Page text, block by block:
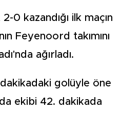
0 kazandığı ilk maçın
Feyenoord takımını
ağırladı.
golüyle öne
ekibi 42. dakikada